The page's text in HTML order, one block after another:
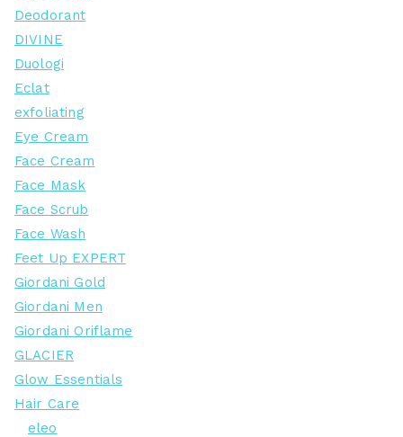
Deodorant
DIVINE
Duologi
Eclat
exfoliating
Eye Cream
Face Cream
Face Mask
Face Scrub
Face Wash
Feet Up EXPERT
Giordani Gold
Giordani Men
Giordani Oriflame
GLACIER
Glow Essentials
Hair Care
eleo